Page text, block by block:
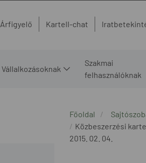
Árfigyelő Kartell-chat
Vállalkozásoknak
Szakmai
felhasználóknak
Főoldal
Közbeszerzési
2015. 02. 04.